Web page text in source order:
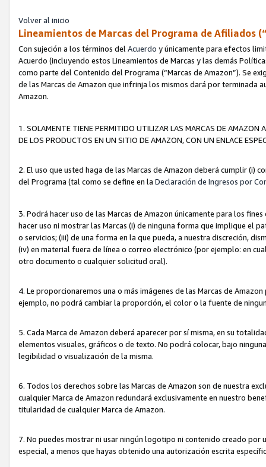
Volver al inicio
Lineamientos de Marcas del Programa de Afiliados
Con sujeción a los términos del Acuerdo y únicamente para efectos
Acuerdo (incluyendo estos Lineamientos de Marcas y las demás
como parte del Contenido del Programa (“Marcas de Amazon”). Se
de las Marcas de Amazon que infrinja los mismos dará por terminada
Amazon.
1. SOLAMENTE TIENE PERMITIDO UTILIZAR LAS MARCAS DE
DE LOS PRODUCTOS EN UN SITIO DE AMAZON, CON UN ENLACE
2. El uso que usted haga de las Marcas de Amazon deberá cumplir (i)
del Programa (tal como se define en la Declaración de Ingresos por
3. Podrá hacer uso de las Marcas de Amazon únicamente para los
hacer uso ni mostrar las Marcas (i) de ninguna forma que implique el
o servicios; (iii) de una forma en la que pueda, a nuestra discreción,
(iv) en material fuera de línea o correo electrónico (por ejemplo: en
otro documento o cualquier solicitud oral).
4. Le proporcionaremos una o más imágenes de las Marcas de
ejemplo, no podrá cambiar la proporción, el color o la fuente de
5. Cada Marca de Amazon deberá aparecer por sí misma, en su
elementos visuales, gráficos o de texto. No podrá colocar, bajo
legibilidad o visualización de la misma.
6. Todos los derechos sobre las Marcas de Amazon son de nuestra
cualquier Marca de Amazon redundará exclusivamente en nuestro
titularidad de cualquier Marca de Amazon.
7. No puedes mostrar ni usar ningún logotipo ni contenido creado por
especial, a menos que hayas obtenido una autorización escrita